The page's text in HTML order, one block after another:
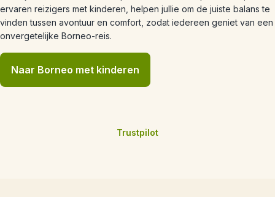
ervaren reizigers met kinderen, helpen jullie om de juiste balans te
vinden tussen avontuur en comfort, zodat iedereen geniet van een
onvergetelijke Borneo-reis.
Naar Borneo met kinderen
Trustpilot